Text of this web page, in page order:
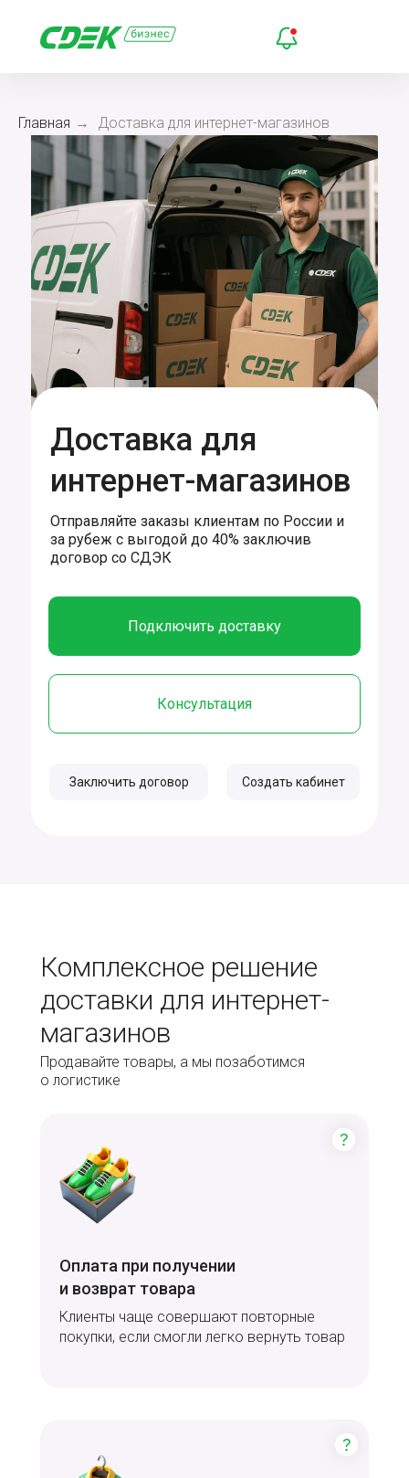
Главная → Доставка для интернет-магазинов
Доставка для
интернет-магазинов
Отправляйте заказы клиентам по России и
за рубеж с выгодой до 40% заключив
договор со СДЭК
Консультация
Подключить доставку
Создать кабинет
Заключить договор
Комплексное решение
доставки для интернет-
магазинов
Продавайте товары, а мы позаботимся
о логистике
Оплата при получении
и возврат товара
Клиенты чаще совершают повторные
покупки, если смогли легко вернуть товар